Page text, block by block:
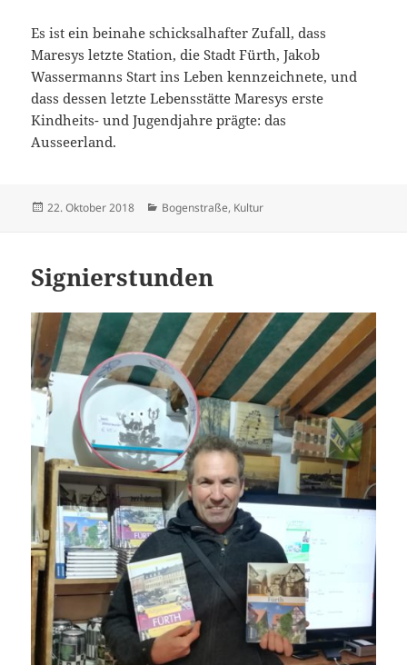
Es ist ein beinahe schicksalhafter Zufall, dass
Maresys letzte Station, die Stadt Fürth, Jakob
Wassermanns Start ins Leben kennzeichnete, und
dass dessen letzte Lebensstätte Maresys erste
Kindheits- und Jugendjahre prägte: das
Ausseerland.
Veröffentlicht
22. Oktober 2018 Kategorien
Bogenstraße, Kultur
Signierstunden